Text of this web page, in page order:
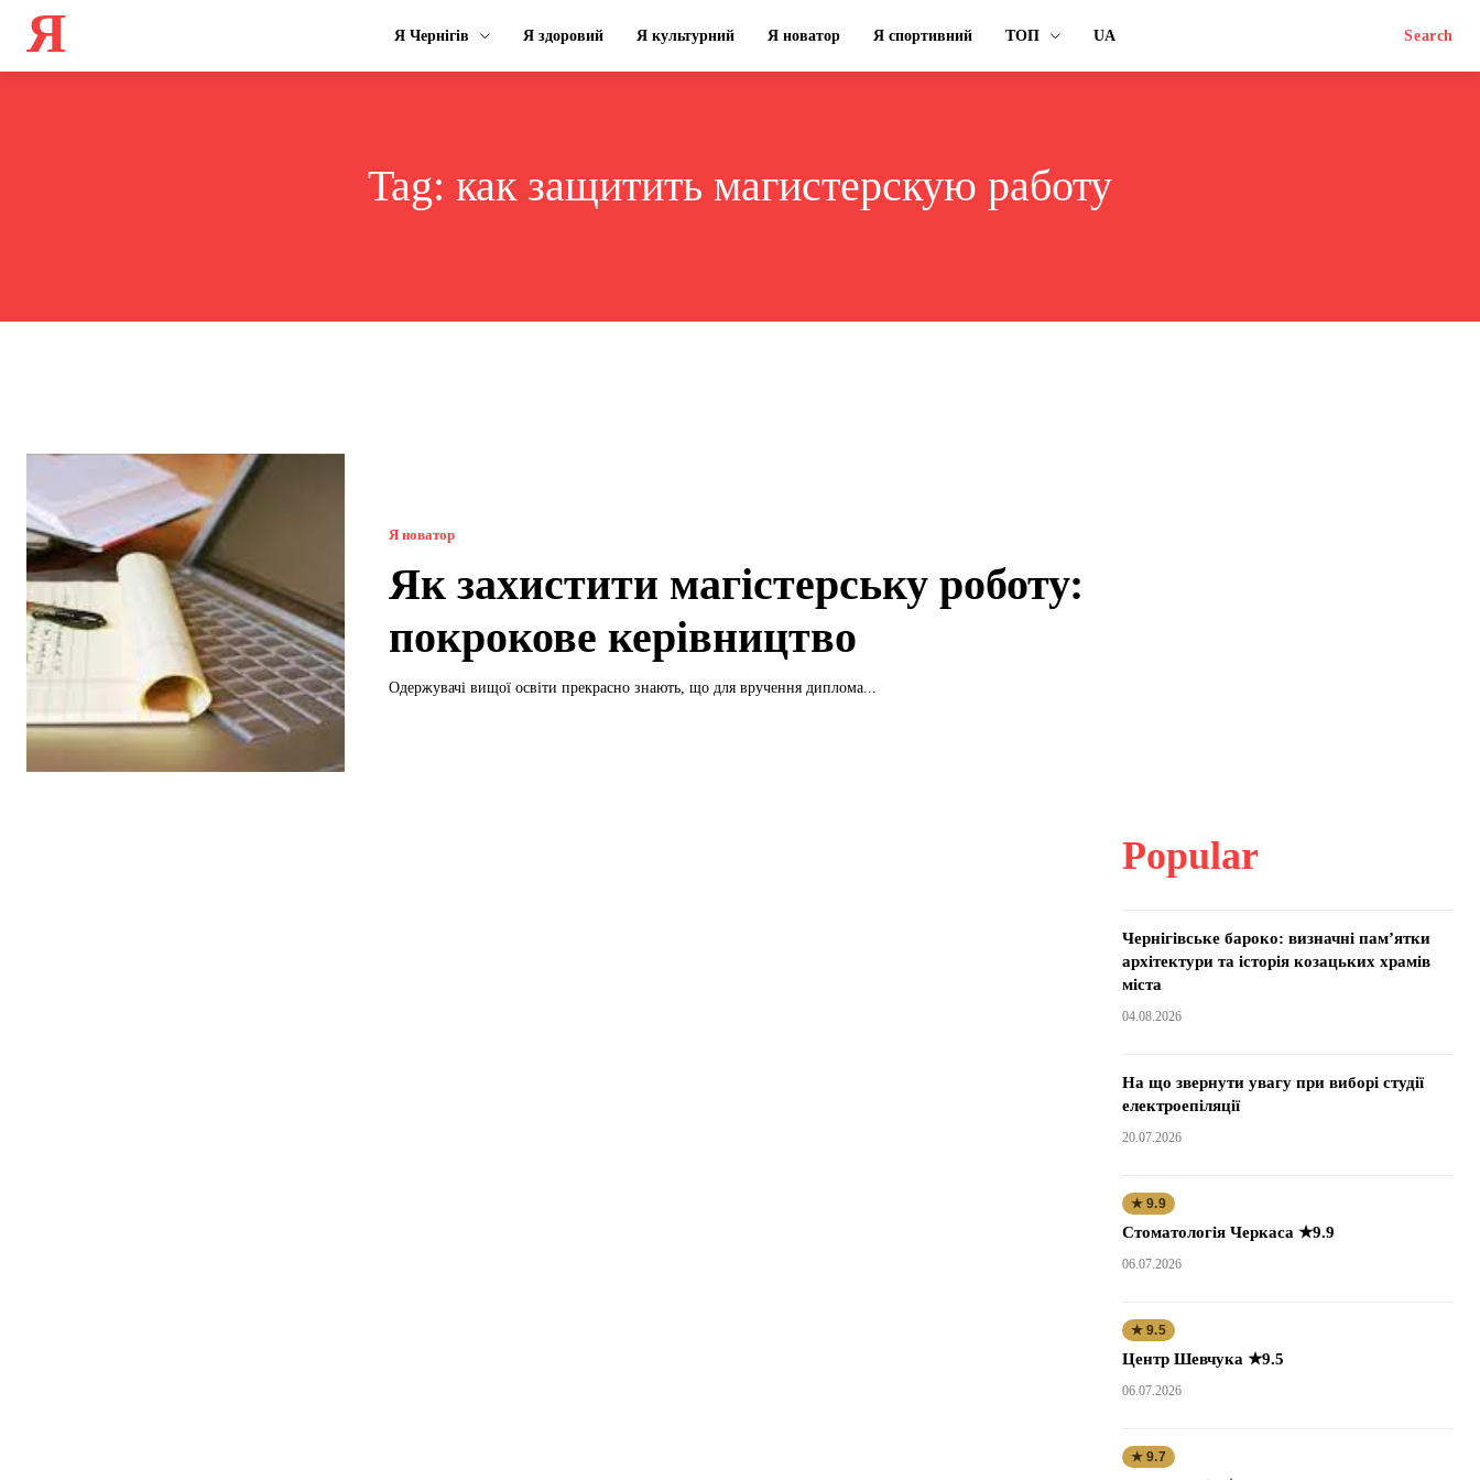
Я Я Чернігів Я здоровий Я культурний Я новатор Я спортивний ТОП UA Search
Tag: как защитить магистерскую работу
Я новатор
Як захистити магістерську роботу:
покрокове керівництво
Одержувачі вищої освіти прекрасно знають, що для вручення диплома...
Popular
Чернігівське бароко: визначні пам’ятки
архітектури та історія козацьких храмів
міста
04.08.2026
На що звернути увагу при виборі студії
електроепіляції
20.07.2026
★ 9.9
Стоматологія Черкаса ★9.9
06.07.2026
★ 9.5
Центр Шевчука ★9.5
06.07.2026
★ 9.7